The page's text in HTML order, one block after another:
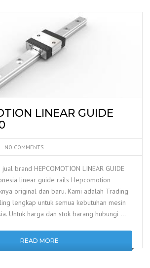
LINEAR GUIDE
NO COMMENTS
brand HEPCOMOTION LINEAR GUIDE
linear guide rails Hepcomotion
original dan baru. Kami adalah Trading
lengkap untuk semua kebutuhan mesin
Untuk harga dan stok barang hubungi …
READ MORE